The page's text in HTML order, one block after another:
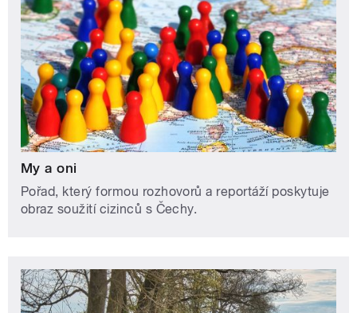
My a oni
Pořad, který formou rozhovorů a reportáží poskytuje
obraz soužití cizinců s Čechy.